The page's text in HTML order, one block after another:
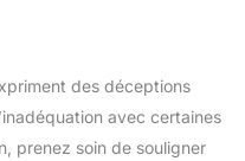
de
d'un an et
client
pour tout
des déceptions
avec certaines
prenez soin de souligner